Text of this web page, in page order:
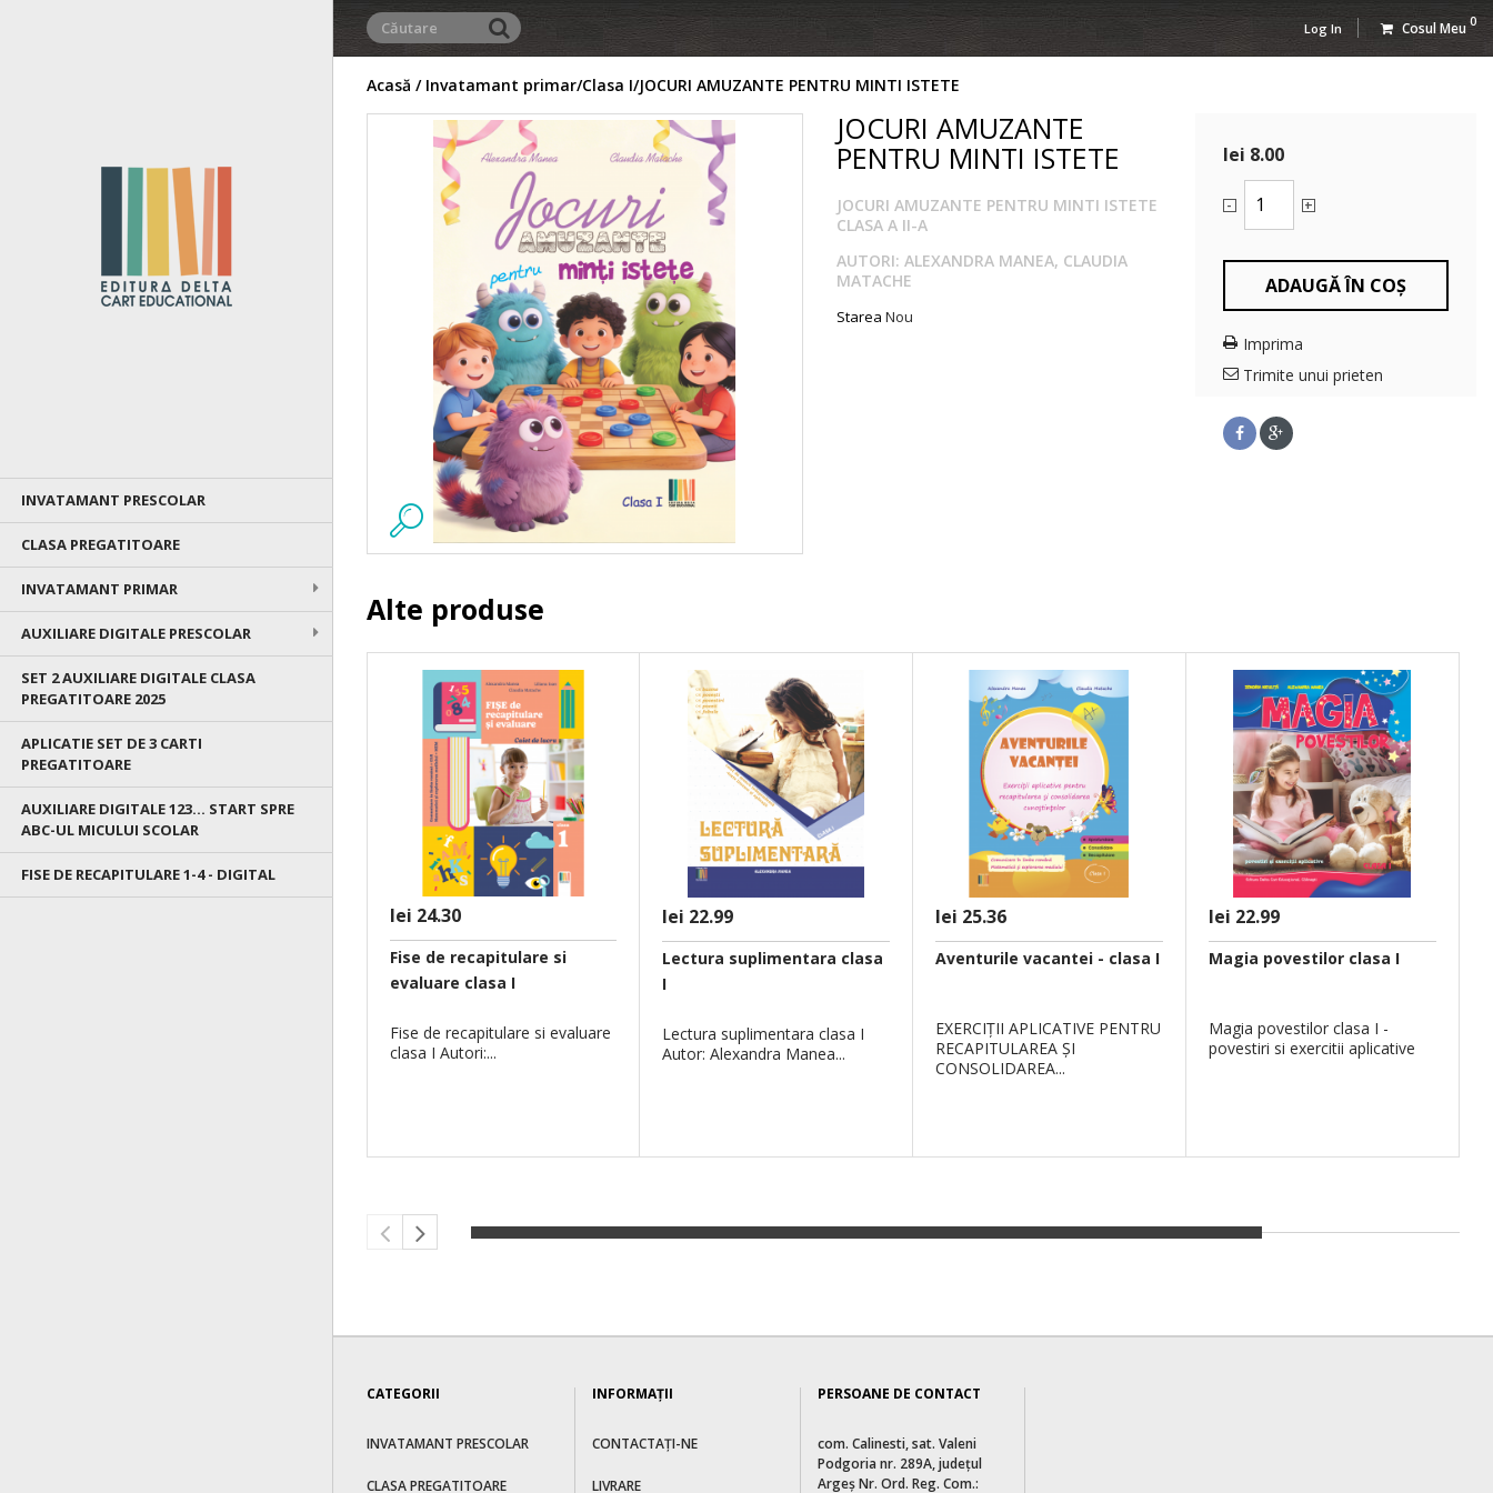
INVATAMANT PRESCOLAR
CLASA PREGATITOARE
INVATAMANT PRIMAR
AUXILIARE DIGITALE PRESCOLAR
SET 2 AUXILIARE DIGITALE CLASA
PREGATITOARE 2025
APLICATIE SET DE 3 CARTI
PREGATITOARE
AUXILIARE DIGITALE 123... START SPRE
ABC-UL MICULUI SCOLAR
FISE DE RECAPITULARE 1-4 - DIGITAL
Cosul Meu 0
Log In
Acasă Invatamant primar Clasa I JOCURI AMUZANTE PENTRU MINTI ISTETE
JOCURI AMUZANTE
PENTRU MINTI ISTETE
JOCURI AMUZANTE PENTRU MINTI ISTETE
CLASA A II-A
AUTORI: ALEXANDRA MANEA, CLAUDIA
MATACHE
Starea Nou
lei 8.00
+
-
ADAUGĂ ÎN COȘ
Imprima
Trimite unui prieten
Alte produse
lei 24.30
Fise de recapitulare si
evaluare clasa I
Fise de recapitulare si evaluare
clasa I Autori:...
lei 22.99
Lectura suplimentara clasa
I
Lectura suplimentara clasa I
Autor: Alexandra Manea...
lei 25.36
Aventurile vacantei - clasa I
EXERCIŢII APLICATIVE PENTRU
RECAPITULAREA ŞI
CONSOLIDAREA...
lei 22.99
Magia povestilor clasa I
Magia povestilor clasa I -
povestiri si exercitii aplicative
CATEGORII
INVATAMANT PRESCOLAR
CLASA PREGATITOARE
INFORMAŢII
CONTACTAȚI-NE
LIVRARE
PERSOANE DE CONTACT
com. Calinesti, sat. Valeni
Podgoria nr. 289A, judeţul
Argeş Nr. Ord. Reg. Com.: